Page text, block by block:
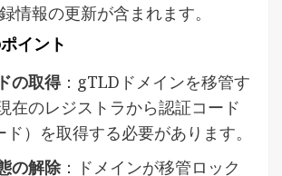
情報の更新が含まれます。
イント
の取得：gTLDドメインを移管す
在のレジストラから認証コード
ド）を取得する必要があります。
の解除：ドメインが移管ロック